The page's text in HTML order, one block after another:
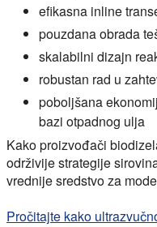
efikasna inline
pouzdana obrada
skalabilni dizajn
robustan rad u
poboljšana
bazi otpadnog ulja
Kako proizvođači
održivije strategije
vrednije sredstvo za
Pročitajte kako